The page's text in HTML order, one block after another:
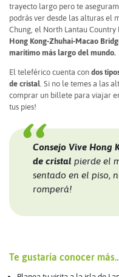
trayecto largo pero te
podrás ver desde las alturas el
Chung, el North Lantau Country
Hong Kong-Zhuhai-Macao
marítimo más largo del mundo.
El teleférico cuenta con dos
de cristal . Si no le temes a las
comprar un billete para viajar
tus pies!
Consejo Vive Hong
de cristal pierde el
sentado en el piso,
romperá!
Te gustaría conocer